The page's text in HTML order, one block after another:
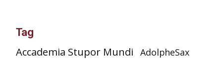
Tag
Accademia Stupor Mundi AdolpheSax